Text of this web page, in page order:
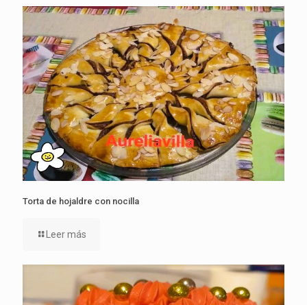
Torta de hojaldre con nocilla
Leer más